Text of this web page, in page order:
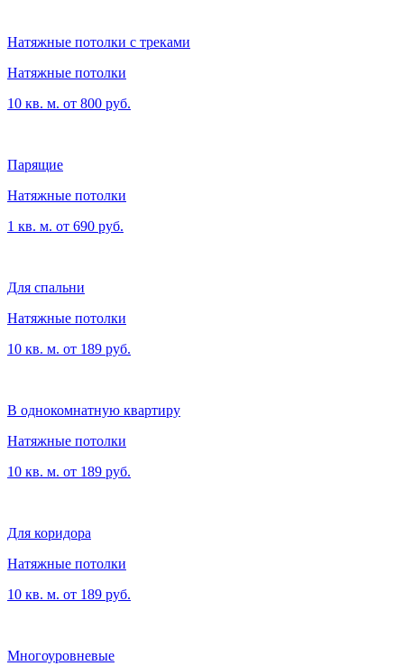
Натяжные потолки с треками
Натяжные потолки
10 кв. м. от 800 руб.
Парящие
Натяжные потолки
1 кв. м. от 690 руб.
Для спальни
Натяжные потолки
10 кв. м. от 189 руб.
В однокомнатную квартиру
Натяжные потолки
10 кв. м. от 189 руб.
Для коридора
Натяжные потолки
10 кв. м. от 189 руб.
Многоуровневые